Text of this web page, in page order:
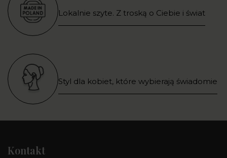
Lokalnie szyte. Z troską o Ciebie i świat
Styl dla kobiet, które wybierają świadomie
Kontakt